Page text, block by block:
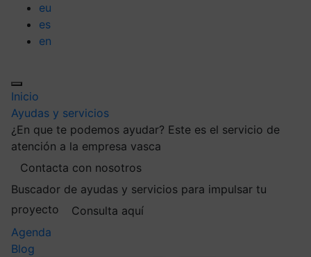
eu
es
en
Inicio
Ayudas y servicios
¿En que te podemos ayudar? Este es el servicio de
atención a la empresa vasca
Contacta con nosotros
Buscador de ayudas y servicios para impulsar tu
proyecto
Consulta aquí
Agenda
Blog